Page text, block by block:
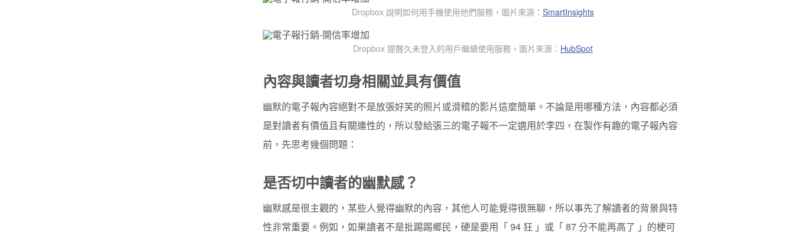
Dropbox 說明如何用手機使用他們服務，圖片來源： SmartInsights
Dropbox 提醒久未登入的用戶繼續使用服務，圖片來源： HubSpot
內容與讀者切身相關並具有價值
幽默的電子報內容絕對不是放張好笑的照片或滑稽的影片這麼簡單。不論是用哪種方法，內容都必須
是對讀者有價值且有關連性的，所以發給張三的電子報不一定適用於李四，在製作有趣的電子報內容
前，先思考幾個問題：
是否切中讀者的幽默感？
幽默感是很主觀的，某些人覺得幽默的內容，其他人可能覺得很無聊，所以事先了解讀者的背景與特
性非常重要。例如，如果讀者不是批踢踢鄉民，硬是要用「 94 狂 」或「 87 分不能再高了 」的梗可